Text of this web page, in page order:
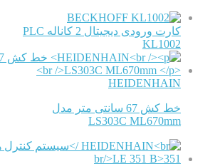
BECKHOFF
کارت ورودی دیجیتال 2 کاناله PLC
KL1002
HEIDENHAIN
خط کش 67 سانتی متر مدل
LS303C ML670mm